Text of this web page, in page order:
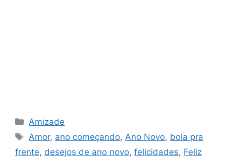
Categorias
Amizade
Tags
Amor, ano começando, Ano Novo, bola pra
frente, desejos de ano novo, felicidades, Feliz